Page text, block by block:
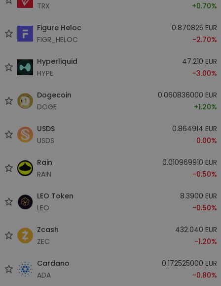
TRX
+0.70%
Figure Heloc
FIGR_HELOC
0.870825 EUR
-2.70%
Hyperliquid
HYPE
47.210 EUR
-3.00%
Dogecoin
DOGE
0.060836000 EUR
+1.20%
USDS
USDS
0.864914 EUR
0.00%
Rain
RAIN
0.010969910 EUR
-0.50%
LEO Token
LEO
8.3900 EUR
-0.50%
Zcash
ZEC
432.040 EUR
-1.20%
Cardano
ADA
0.172525000 EUR
-0.80%